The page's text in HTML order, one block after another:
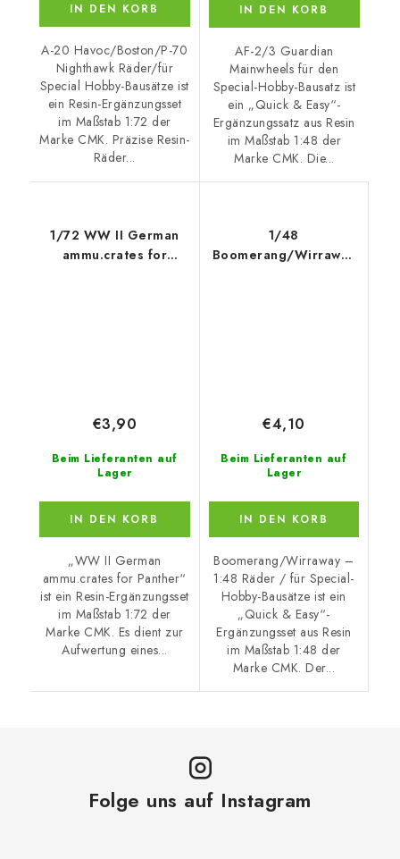
IN DEN KORB
A-20 Havoc/Boston/P-70
Nighthawk Räder/für
Special Hobby-Bausätze ist
ein Resin-Ergänzungsset
im Maßstab 1:72 der
Marke CMK. Präzise Resin-
Räder...
IN DEN KORB
AF-2/3 Guardian
Mainwheels für den
Special-Hobby-Bausatz ist
ein „Quick & Easy“-
Ergänzungssatz aus Resin
im Maßstab 1:48 der
Marke CMK. Die...
1/72 WW II German
ammu.crates for
Beim Lieferanten auf
Lager
€3,90
IN DEN KORB
„WW II German
ammu.crates for Panther“
ist ein Resin-Ergänzungsset
im Maßstab 1:72 der
Marke CMK. Es dient zur
Aufwertung eines...
1/48
Boomerang/Wirraway
Beim Lieferanten auf
Lager
€4,10
IN DEN KORB
Boomerang/Wirraway –
1:48 Räder / für Special-
Hobby-Bausätze ist ein
„Quick & Easy“-
Ergänzungsset aus Resin
im Maßstab 1:48 der
Marke CMK. Der...
Folge uns auf Instagram